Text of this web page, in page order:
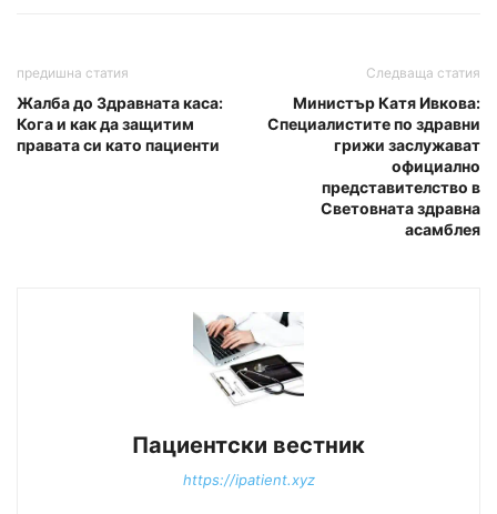
предишна статия
Жалба до Здравната каса:
Кога и как да защитим
правата си като пациенти
Следваща статия
Министър Катя Ивкова:
Специалистите по здравни
грижи заслужават
официално
представителство в
Световната здравна
асамблея
Пациентски вестник
https://ipatient.xyz